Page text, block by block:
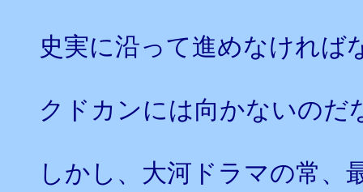
史実に沿って進めなければ
クドカンには向かないのだ
しかし、大河ドラマの常、